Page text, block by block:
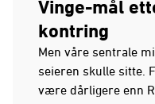
Vinge-mål
kontring
Men våre sentrale
seieren skulle sitte.
være dårligere enn